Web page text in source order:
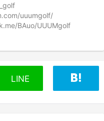
uuumgolf/
BAuo/UUUMgolf
LINE